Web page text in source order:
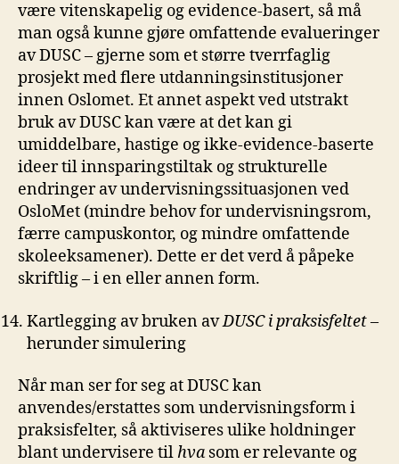
være vitenskapelig og evidence-basert, så må
man også kunne gjøre omfattende evalueringer
av DUSC – gjerne som et større tverrfaglig
prosjekt med flere utdanningsinstitusjoner
innen Oslomet. Et annet aspekt ved utstrakt
bruk av DUSC kan være at det kan gi
umiddelbare, hastige og ikke-evidence-baserte
ideer til innsparingstiltak og strukturelle
endringer av undervisningssituasjonen ved
OsloMet (mindre behov for undervisningsrom,
færre campuskontor, og mindre omfattende
skoleeksamener). Dette er det verd å påpeke
skriftlig – i en eller annen form.
Kartlegging av bruken avDUSC i praksisfeltet–
herunder simulering
Når man ser for seg at DUSC kan
anvendes/erstattes som undervisningsform i
praksisfelter, så aktiviseres ulike holdninger
blant undervisere tilhva som er relevante og